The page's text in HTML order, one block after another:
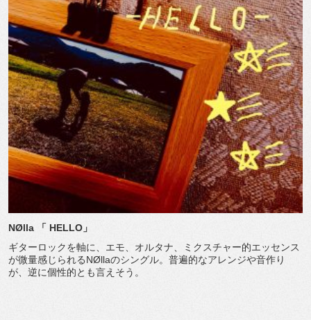
NØlla 「 HELLO 」
ギターロックを軸に、エモ、オルタナ、ミクスチャー的エッセンス
が微量感じられるNØllaのシングル。普遍的なアレンジや音作り
が、逆に個性的とも言えそう。